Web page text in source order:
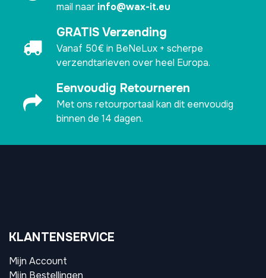
mail naar info@wax-it.eu
GRATIS Verzending
Vanaf 50€ in BeNeLux + scherpe
verzendtarieven over heel Europa.
Eenvoudig Retourneren
Met ons retourportaal kan dit eenvoudig
binnen de 14 dagen.
KLANTENSERVICE
Mijn Account
Mijn Bestellingen